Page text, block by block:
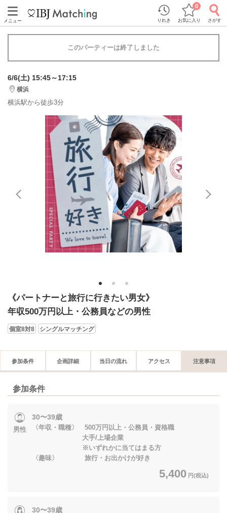
メニュー りれき お気に入り
0
さがす
このパーティーは終了しました
6/6(土) 15:45～17:15
横浜
横浜駅から徒歩3分
1 2 3
《パートナーと旅行に行きたい男女》
年収500万円以上・公務員などの男性
個室8対8 シングルマッチング
参加条件 企画詳細 当日の流れ アクセス 注意事項
参加条件
男性
30〜39歳
〈年収・職種〉 500万円以上・公務員・資格職
大手/上場企業
※いずれかに当てはまる方
〈趣味〉 旅行・お出かけが好き
5,400 円(税込)
30〜39歳